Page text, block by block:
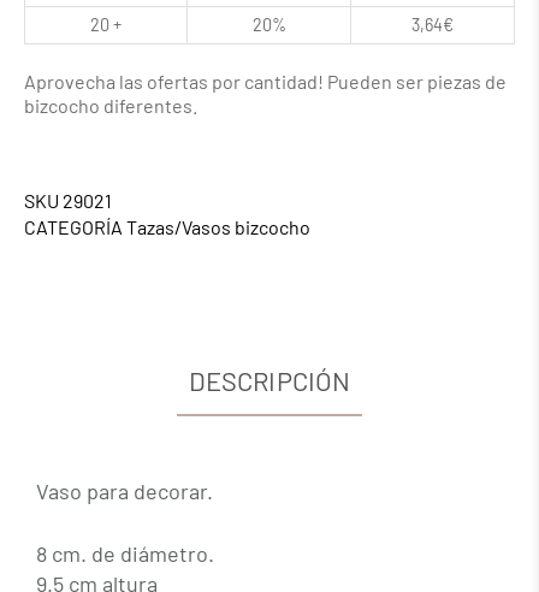
20 +
20% 3,64€
Aprovecha las ofertas por cantidad! Pueden ser piezas de
bizcocho diferentes.
SKU 29021
CATEGORÍA Tazas/Vasos bizcocho
DESCRIPCIÓN
Vaso para decorar.
8 cm. de diámetro.
9.5 cm altura